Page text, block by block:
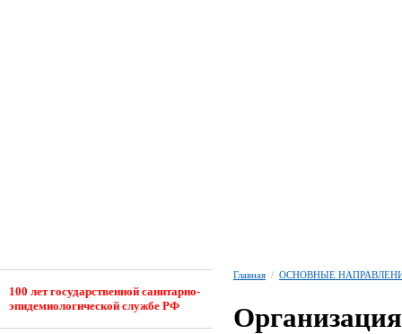
100 лет государственной санитарно-
эпидемиологической службе РФ
Главная / ОСНОВНЫЕ